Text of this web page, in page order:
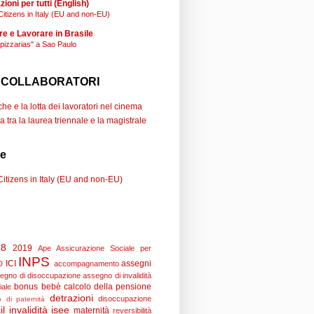
per tutti (English)
in Italy (EU and non-EU)
e Lavorare in Brasile
a Sao Paulo
e la lotta dei lavoratori nel cinema
tra la laurea triennale e la magistrale
in Italy (EU and non-EU)
2019 Ape
Assicurazione Sociale per
ICI INPS accompagnamento assegni
di disoccupazione assegno di invalidità
bonus bebè calcolo della pensione
di paternità detrazioni disoccupazione
invalidità isee maternità reversibilità